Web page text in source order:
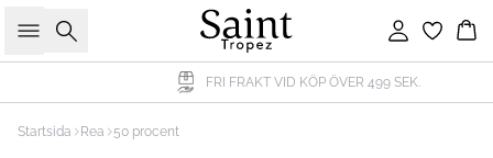
Sök Logga in
FRI FRAKT VID KÖP ÖVER 499 SEK.
Startsida Rea 50 procent